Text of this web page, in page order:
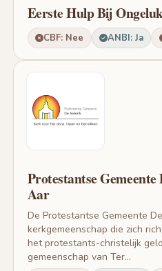
Eerste Hulp Bij
CBF: Nee ANBI: Ja
Protestantse
Aar
De Protestantse Gemeente
kerkgemeenschap die zich
het protestants-christelijk
gemeenschap van Ter...